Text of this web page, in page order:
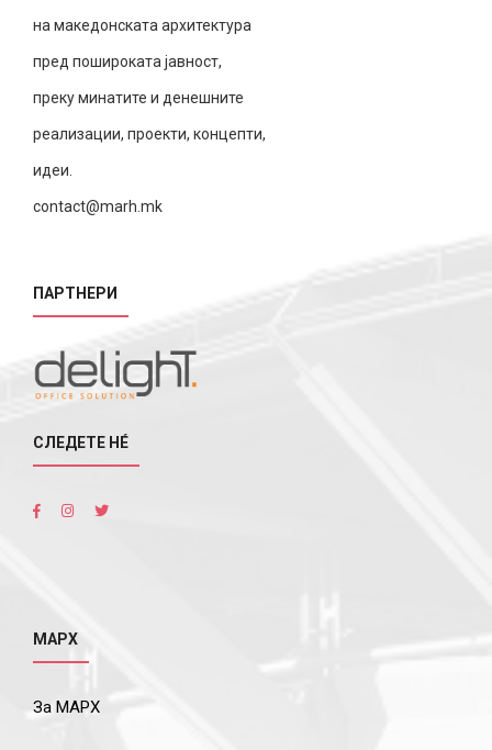
на македонската архитектура
пред пошироката јавност,
преку минатите и денешните
реализации, проекти, концепти,
идеи.
contact@marh.mk
ПАРТНЕРИ
СЛЕДЕТЕ НÉ
МАРХ
За МАРХ